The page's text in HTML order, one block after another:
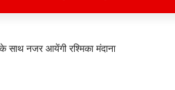
के साथ नजर आयेंगी रश्मिका मंदाना